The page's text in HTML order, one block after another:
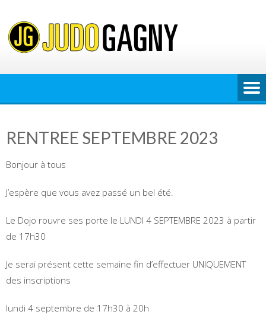
content
RENTREE SEPTEMBRE 2023
Bonjour à tous
J’espère que vous avez passé un bel été.
Le Dojo rouvre ses porte le LUNDI 4 SEPTEMBRE 2023 à partir
de 17h30
Je serai présent cette semaine fin d’effectuer UNIQUEMENT
des inscriptions
lundi 4 septembre de 17h30 à 20h